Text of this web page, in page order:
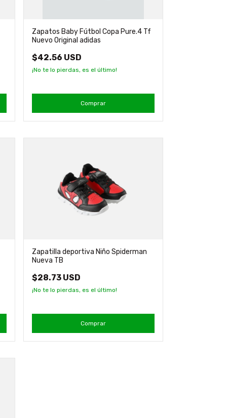
Zapatos Baby Fútbol Copa Pure.4 Tf
Nuevo Original adidas
$42.56 USD
¡No te lo pierdas, es el último!
Comprar
Zapatilla deportiva Niño Spiderman
Nueva TB
$28.73 USD
¡No te lo pierdas, es el último!
Comprar